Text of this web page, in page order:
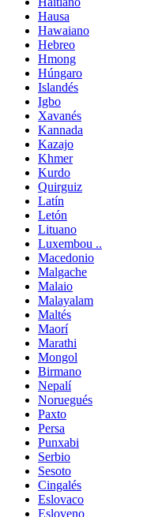
Hausa
Hawaiano
Hebreo
Hmong
Húngaro
Islandés
Igbo
Xavanés
Kannada
Kazajo
Khmer
Kurdo
Quirguiz
Latín
Letón
Lituano
Luxembou ..
Macedonio
Malgache
Malaio
Malayalam
Maltés
Maorí
Marathi
Mongol
Birmano
Nepalí
Noruegués
Paxto
Persa
Punxabi
Serbio
Sesoto
Cingalés
Eslovaco
Esloveno